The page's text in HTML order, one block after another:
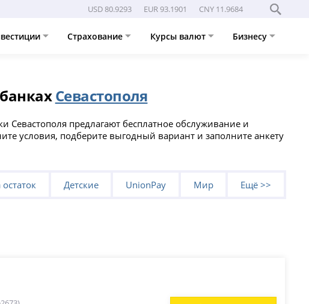
USD 80.9293 EUR 93.1901 CNY 11.9684
Страхование Курсы валют Бизнесу
Севастополя
предлагают бесплатное обслуживание и
условия, подберите выгодный вариант и заполните анкету
Детские UnionPay Мир Ещё >>